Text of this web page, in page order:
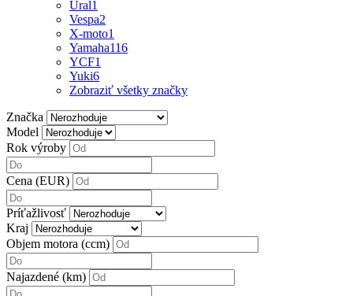
Ural1
Vespa2
X-moto1
Yamaha116
YCF1
Yuki6
Zobraziť všetky značky
Značka
Model
Rok výroby
Cena (EUR)
Príťažlivosť
Kraj
Objem motora (ccm)
Najazdené (km)